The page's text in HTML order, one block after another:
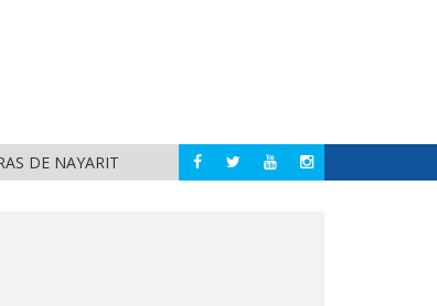
NACIONAL DETIENEN AL